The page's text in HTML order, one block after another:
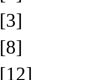
[3]
[8]
[12]